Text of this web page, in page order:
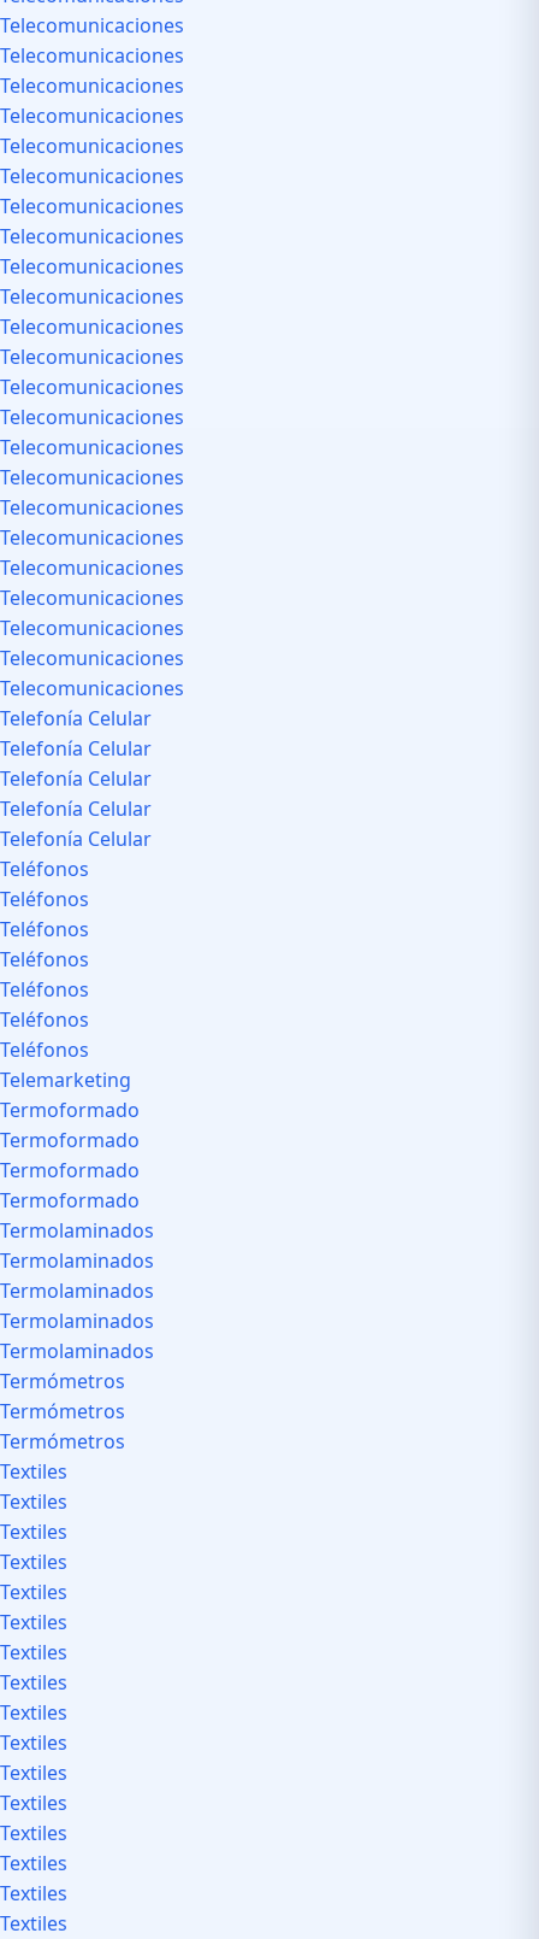
Telecomunicaciones
Telecomunicaciones
Telecomunicaciones
Telecomunicaciones
Telecomunicaciones
Telecomunicaciones
Telecomunicaciones
Telecomunicaciones
Telecomunicaciones
Telecomunicaciones
Telecomunicaciones
Telecomunicaciones
Telecomunicaciones
Telecomunicaciones
Telecomunicaciones
Telecomunicaciones
Telecomunicaciones
Telecomunicaciones
Telecomunicaciones
Telecomunicaciones
Telecomunicaciones
Telecomunicaciones
Telecomunicaciones
Telefonía Celular
Telefonía Celular
Telefonía Celular
Telefonía Celular
Telefonía Celular
Teléfonos
Teléfonos
Teléfonos
Teléfonos
Teléfonos
Teléfonos
Teléfonos
Telemarketing
Termoformado
Termoformado
Termoformado
Termoformado
Termolaminados
Termolaminados
Termolaminados
Termolaminados
Termolaminados
Termómetros
Termómetros
Termómetros
Textiles
Textiles
Textiles
Textiles
Textiles
Textiles
Textiles
Textiles
Textiles
Textiles
Textiles
Textiles
Textiles
Textiles
Textiles
Textiles